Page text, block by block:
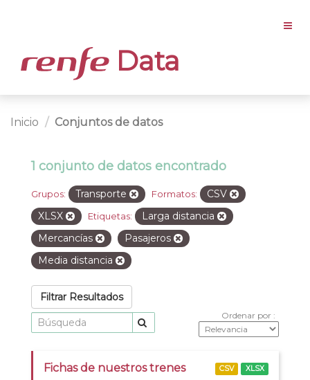
Data
Inicio Conjuntos de datos
1 conjunto de datos encontrado
Grupos: Transporte Formatos:
CSV
XLSX
Etiquetas:
Larga distancia
Mercancías
Pasajeros
Media distancia
Filtrar Resultados
Ordenar por
Fichas de nuestros trenes CSV XLSX